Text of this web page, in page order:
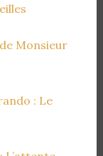
Monsieur
: Le